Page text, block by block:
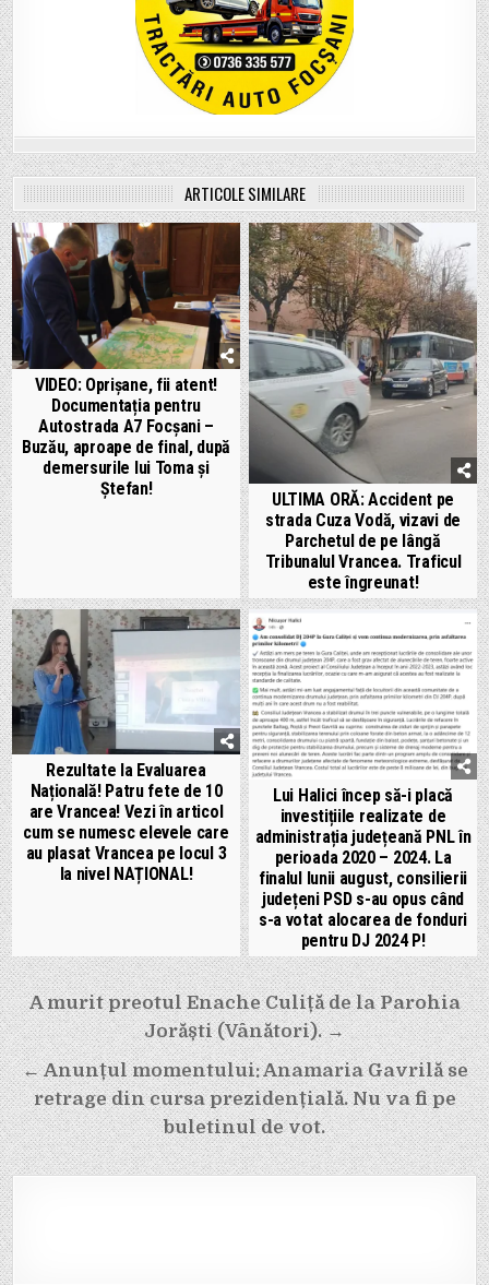
ARTICOLE SIMILARE
VIDEO: Oprișane, fii atent!
Documentația pentru
Autostrada A7 Focșani –
Buzău, aproape de final, după
demersurile lui Toma și
Ștefan!
ULTIMA ORĂ: Accident pe
strada Cuza Vodă, vizavi de
Parchetul de pe lângă
Tribunalul Vrancea. Traficul
este îngreunat!
Rezultate la Evaluarea
Națională! Patru fete de 10
are Vrancea! Vezi în articol
cum se numesc elevele care
au plasat Vrancea pe locul 3
la nivel NAȚIONAL!
Lui Halici încep să-i placă
investițiile realizate de
administrația județeană PNL în
perioada 2020 – 2024. La
finalul lunii august, consilierii
județeni PSD s-au opus când
s-a votat alocarea de fonduri
pentru DJ 2024 P!
Navigare
în
articole
A murit preotul Enache Culiță de la Parohia
Jorăști (Vânători). →
← Anunțul momentului: Anamaria Gavrilă se
retrage din cursa prezidențială. Nu va fi pe
buletinul de vot.